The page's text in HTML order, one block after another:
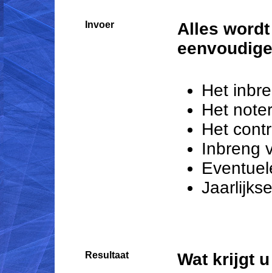
Invoer
Alles
Het
Het
Het
Inbreng
Resultaat Wat krijgt